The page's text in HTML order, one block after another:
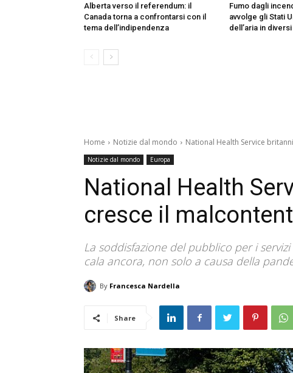
Alberta verso il referendum: il
Canada torna a confrontarsi con il
tema dell’indipendenza
Fumo dagli
avvolge gli Stati
dell’aria in